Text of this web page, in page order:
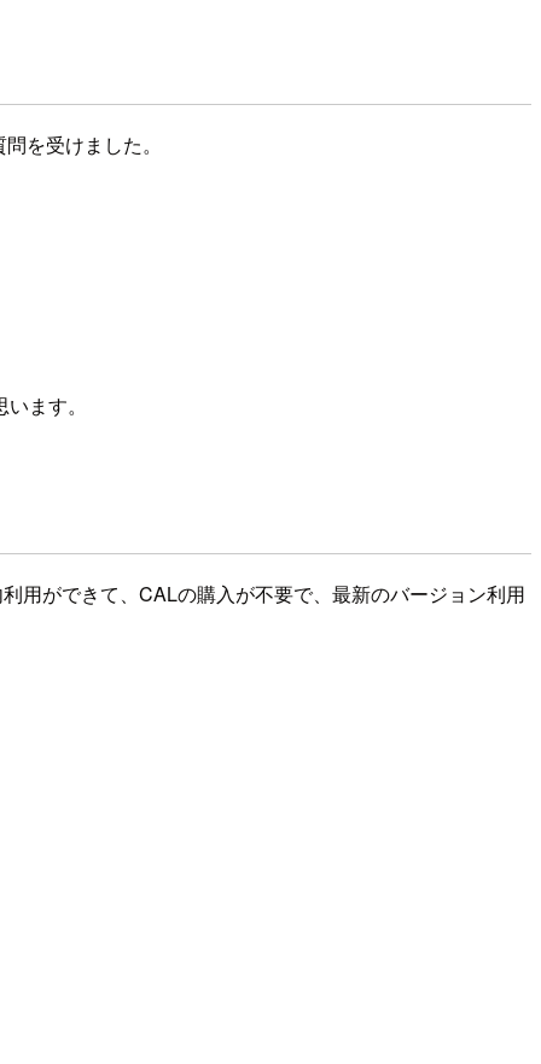
を受けました。
ます。
用ができて、CALの購入が不要で、最新のバージョン利用